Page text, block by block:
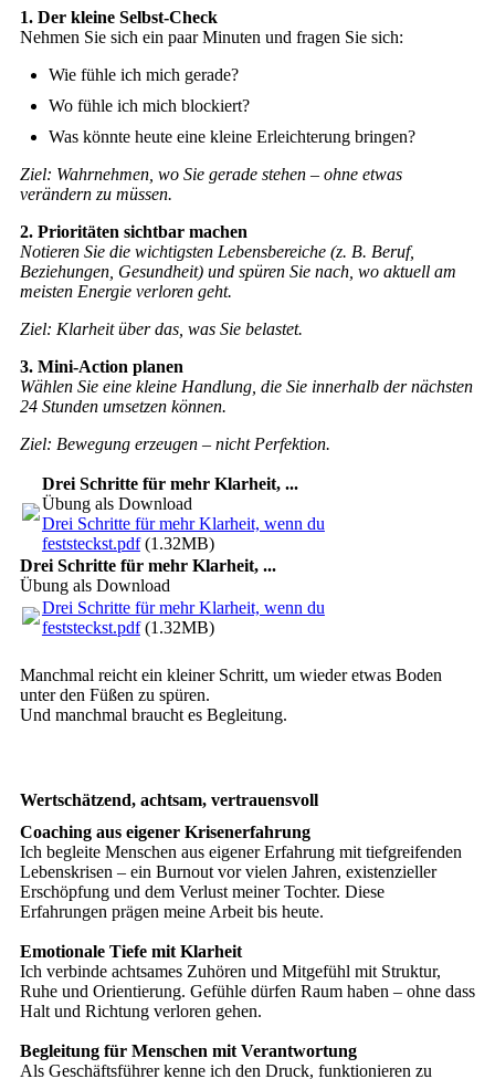
1. Der kleine Selbst-Check
Nehmen Sie sich ein paar Minuten und fragen Sie sich:
Wie fühle ich mich gerade?
Wo fühle ich mich blockiert?
Was könnte heute eine kleine Erleichterung bringen?
Ziel: Wahrnehmen, wo Sie gerade stehen – ohne etwas
verändern zu müssen.
2. Prioritäten sichtbar machen
Notieren Sie die wichtigsten Lebensbereiche (z. B. Beruf,
Beziehungen, Gesundheit) und spüren Sie nach, wo aktuell am
meisten Energie verloren geht.
Ziel: Klarheit über das, was Sie belastet.
3. Mini-Action planen
Wählen Sie eine kleine Handlung, die Sie innerhalb der nächsten
24 Stunden umsetzen können.
Ziel: Bewegung erzeugen – nicht Perfektion.
Drei Schritte für mehr Klarheit, ...
Übung als Download
Drei Schritte für mehr Klarheit, wenn du
feststeckst.pdf(1.32MB)
Drei Schritte für mehr Klarheit, ...
Übung als Download
Drei Schritte für mehr Klarheit, wenn du
feststeckst.pdf(1.32MB)
Manchmal reicht ein kleiner Schritt, um wieder etwas Boden
unter den Füßen zu spüren.
Und manchmal braucht es Begleitung.
Wertschätzend, achtsam, vertrauensvoll
Coaching aus eigener Krisenerfahrung
Ich begleite Menschen aus eigener Erfahrung mit tiefgreifenden
Lebenskrisen – ein Burnout vor vielen Jahren, existenzieller
Erschöpfung und dem Verlust meiner Tochter. Diese
Erfahrungen prägen meine Arbeit bis heute.
Emotionale Tiefe mit Klarheit
Ich verbinde achtsames Zuhören und Mitgefühl mit Struktur,
Ruhe und Orientierung. Gefühle dürfen Raum haben – ohne dass
Halt und Richtung verloren gehen.
Begleitung für Menschen mit Verantwortung
Als Geschäftsführer kenne ich den Druck, funktionieren zu